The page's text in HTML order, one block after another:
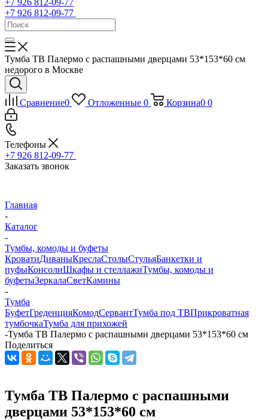
+7 926 812-09-77
+7 926 812-09-77
Тумба ТВ Палермо с распашными дверцами 53*153*60 см
недорого в Москве
Сравнение0 Отложенные 0 Корзина0 0
Телефоны
+7 926 812-09-77
Заказать звонок
Главная
-
Каталог
-
Тумбы, комоды и буфеты
КроватиДиваныКреслаСтолыСтульяБанкетки и
пуфыКонсолиШкафы и стеллажиТумбы, комоды и
буфетыЗеркалаСветКамины
-
Тумба
БуфетГреденцияКомодСервантТумба под ТВПрикроватная
тумбочкаТумба для прихожей
-Тумба ТВ Палермо с распашными дверцами 53*153*60 см
Поделиться
Тумба ТВ Палермо с распашными
дверцами 53*153*60 см